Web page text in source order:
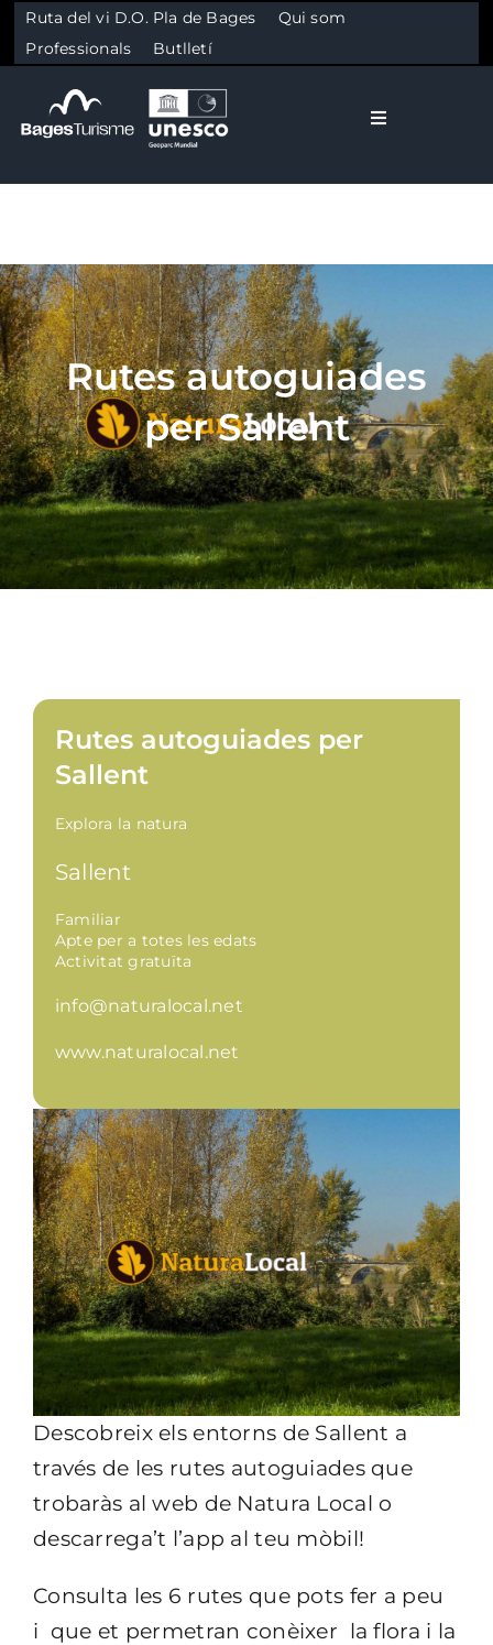
Skip to content
Ruta del vi D.O. Pla de Bages
Qui som
Professionals
Butlletí
Toggle
Cultura
Gastronomia
Planifica
Rutes autoguiades
per Sallent
Rutes autoguiades per
Sallent
Explora la natura
Sallent
Familiar
Apte per a totes les edats
Activitat gratuïta
info@naturalocal.net
www.naturalocal.net
Descobreix els entorns de Sallent a
través de les rutes autoguiades que
trobaràs al web de Natura Local o
descarrega’t l’app al teu mòbil!
Consulta les 6 rutes que pots fer a peu
i que et permetran conèixer la flora i la